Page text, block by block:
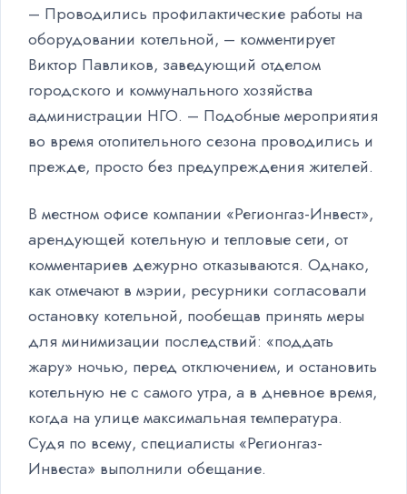
– Проводились профилактические работы на
оборудовании котельной, – комментирует
Виктор Павликов, заведующий отделом
городского и коммунального хозяйства
администрации НГО. – Подобные мероприятия
во время отопительного сезона проводились и
прежде, просто без предупреждения жителей.
В местном офисе компании «Регионгаз-Инвест»,
арендующей котельную и тепловые сети, от
комментариев дежурно отказываются. Однако,
как отмечают в мэрии, ресурники согласовали
остановку котельной, пообещав принять меры
для минимизации последствий: «поддать
жару» ночью, перед отключением, и остановить
котельную не с самого утра, а в дневное время,
когда на улице максимальная температура.
Судя по всему, специалисты «Регионгаз-
Инвеста» выполнили обещание.